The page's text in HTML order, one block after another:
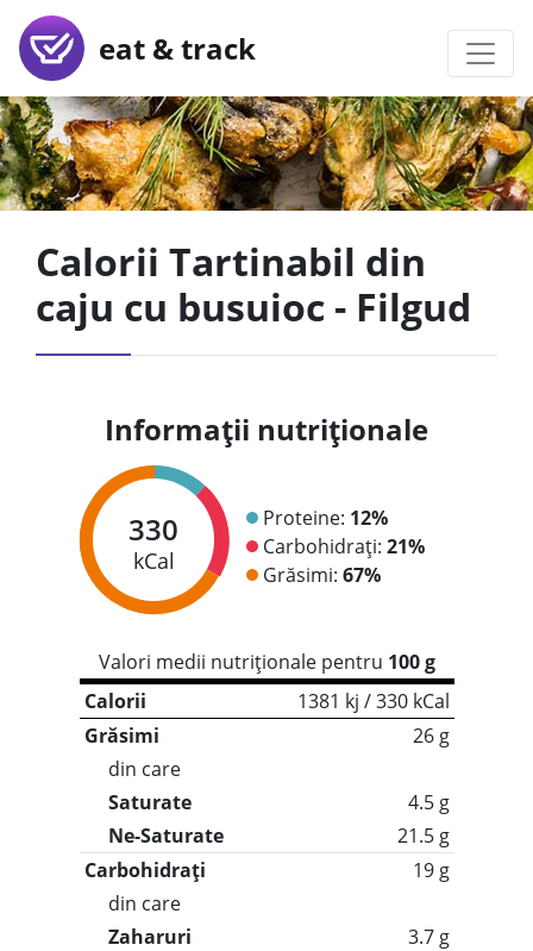
eat & track
Calorii Tartinabil din
caju cu busuioc - Filgud
Informații nutriționale
330
kCal
Proteine: 12%
Carbohidrați: 21%
Grăsimi: 67%
Valori medii nutriționale pentru 100 g
Calorii
1381 kj / 330 kCal
Grăsimi
26 g
din care
Saturate
4.5 g
Ne-Saturate
21.5 g
Carbohidrați
19 g
din care
Zaharuri
3.7 g